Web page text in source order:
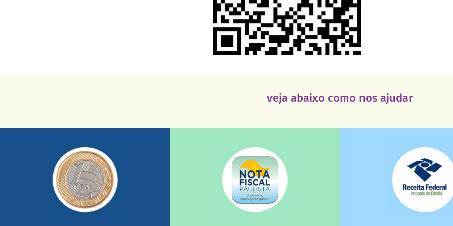
veja abaixo como nos ajudar
nossos relatórios mensais por e-mail
mostrando tudo o que fizemos com a
sua ajuda somada a de outras pessoas.
saiba mais
saiba mais
deixa de ir para o
saiba mais